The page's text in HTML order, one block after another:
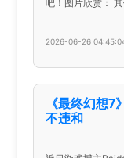
吧！图片欣赏：
2026-06-26
《最终幻想
不违和